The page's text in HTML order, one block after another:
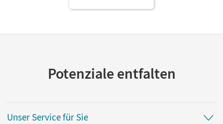
Potenziale entfalten
Unser Service für Sie